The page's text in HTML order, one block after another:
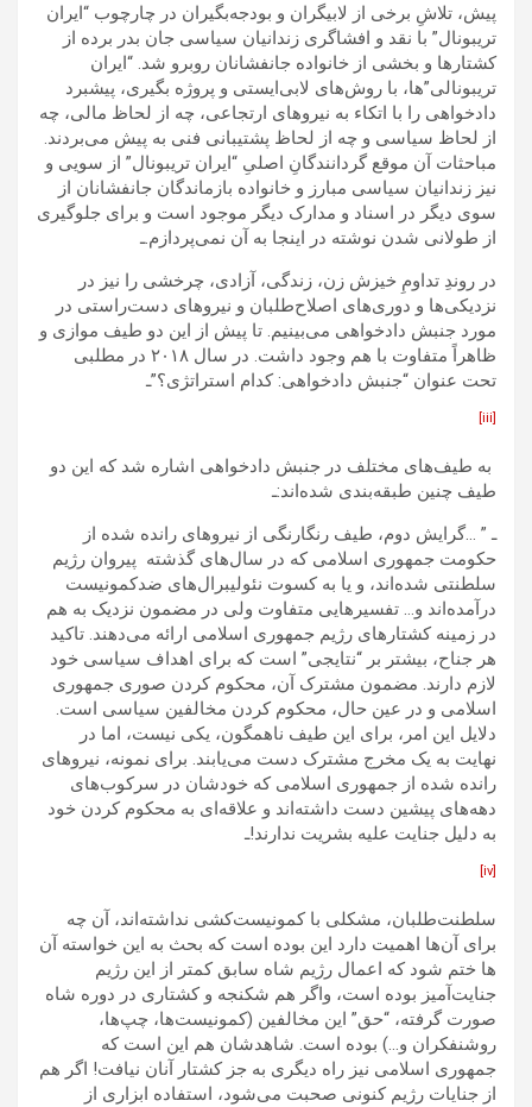
پیش، تلاشِ برخی از لابیگران و بودجه‌بگیران در چارچوب “ایران
تریبونال” با نقد و افشاگری زندانیان سیاسی جان بدر برده از
کشتارها و بخشی از خانواده جانفشانان روبرو شد. “ایران
تریبونالی”ها، با روش‌های لابی‌ایستی و پروژه بگیری، پیشبرد
دادخواهی را با اتکاء به نیروهای ارتجاعی، چه از لحاظ مالی، چه
از لحاظ سیاسی و چه از لحاظ پشتیبانی فنی به پیش می‌بردند.
مباحثات آن موقع گردانندگانِ اصلیِ “ایران تریبونال” از سویی و
نیز زندانیان سیاسی مبارز و خانواده بازماندگان جانفشانان از
سوی دیگر در اسناد و مدارک دیگر موجود است و برای جلوگیری
از طولانی شدن نوشته در اینجا به آن نمی‌پردازم.ـ
در روندِ تداومِ خیزش زن، زندگی، آزادی، چرخشی را نیز در
نزدیکی‌ها و دوری‌های اصلاح‌طلبان و نیروهای دست‌راستی در
مورد جنبش دادخواهی می‌بینیم. تا پیش از این دو طیف موازی و
ظاهراً متفاوت با هم وجود داشت. در سال ۲۰۱۸ در مطلبی
تحت عنوان “جنبش دادخواهی: کدام استراتژی؟”ـ
به طیف‌های مختلف در جنبش دادخواهی اشاره شد که این دو
طیف چنین طبقه‌بندی شده‌اند:ـ
ـ ” …گرایش دوم، طیف رنگارنگی از نیروهای رانده شده از
حکومت جمهوری اسلامی که در سال‌های گذشته پیروان رژیم
سلطنتی شده‌اند، و یا به کسوت نئولیبرال‌های ضدکمونیست
درآمده‌اند و… تفسیرهایی متفاوت ولی در مضمون نزدیک به هم
در زمینه کشتارهای رژیم جمهوری اسلامی ارائه می‌دهند. تاکید
هر جناح، بیشتر بر “نتایجی” است که برای اهداف سیاسی خود
لازم دارند. مضمون مشترک آن، محکوم کردن صوری جمهوری
اسلامی و در عین حال، محکوم کردن مخالفین سیاسی است.
دلایل این امر، برای این طیف ناهمگون، یکی نیست، اما در
نهایت به یک مخرج مشترک دست می‌یابند. برای نمونه، نیروهای
رانده شده از جمهوری اسلامی که خودشان در سرکوب‌های
دهه‌های پیشین دست داشته‌اند و علاقه‌ای به محکوم کردن خود
به دلیل جنایت علیه بشریت ندارند!ـ
سلطنت‌طلبان، مشکلی با کمونیست­‌کشی نداشته‌اند، آن چه
برای آن‌­ها اهمیت دارد این بوده است که بحث به این خواسته آن­‌
ها ختم شود که اعمال رژیم شاه سابق کمتر از این رژیم
جنایت‌آمیز بوده است، واگر هم شکنجه و کشتاری در دوره شاه
صورت گرفته، “حق” این مخالفین (کمونیست‌ها، چپ‌ها،
روشنفکران و…) بوده است. شاهدشان هم این است که
جمهوری اسلامی نیز راه دیگری به جز کشتار آنان نیافت! اگر هم
از جنایات رژیم کنونی صحبت می‌شود، استفاده ابزاری از